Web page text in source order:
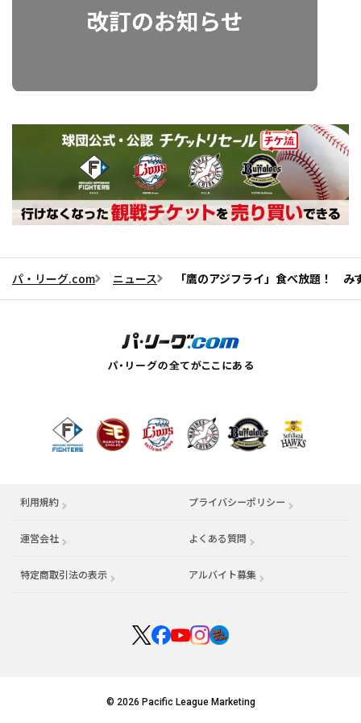
パ・リーグ.com ニュース 「鷹のアジフライ」食べ放題！
利用規約 プライバシーポリシー
運営会社 （別ウィンドウで開く） よくある質問
特定商取引法の表示 アルバイト募集 （別ウィンドウで開く
© 2026 Pacific League Marketing